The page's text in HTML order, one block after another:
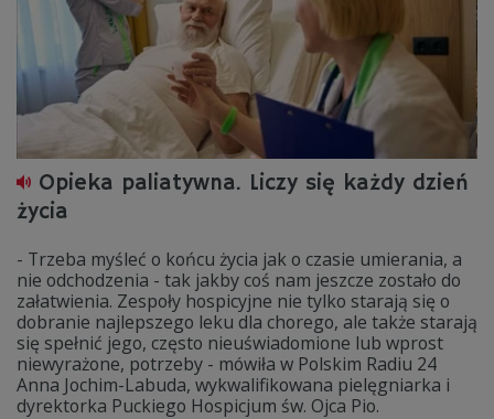
Opieka paliatywna. Liczy się każdy dzień
życia
- Trzeba myśleć o końcu życia jak o czasie umierania, a
nie odchodzenia - tak jakby coś nam jeszcze zostało do
załatwienia. Zespoły hospicyjne nie tylko starają się o
dobranie najlepszego leku dla chorego, ale także starają
się spełnić jego, często nieuświadomione lub wprost
niewyrażone, potrzeby - mówiła w Polskim Radiu 24
Anna Jochim-Labuda, wykwalifikowana pielęgniarka i
dyrektorka Puckiego Hospicjum św. Ojca Pio.